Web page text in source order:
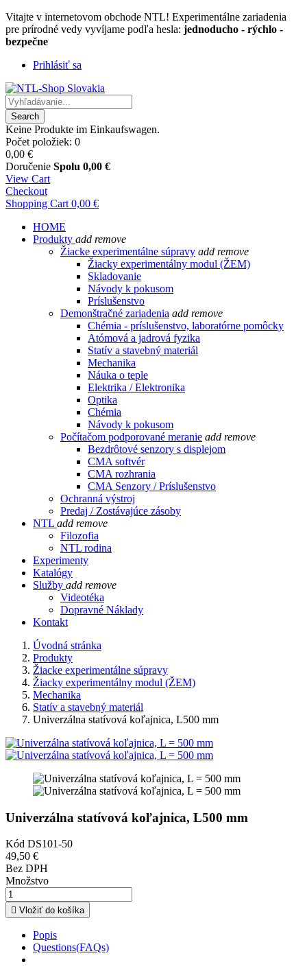
Vitajte v internetovom obchode NTL! Experimentálne zariadenia
pre prírodné vedy vyvíjame podľa hesla: jednoducho - rýchlo -
bezpečne
Prihlásiť sa
Search
Keine Produkte im Einkaufswagen.
Počet položiek: 0
0,00 €
Doručenie Spolu 0,00 €
View Cart
Checkout
Shopping Cart 0,00 €
HOME
Produkty add remove
Žiacke experimentálne súpravy add remove
Žiacky experimentálny modul (ŽEM)
Skladovanie
Návody k pokusom
Príslušenstvo
Demonštračné zariadenia add remove
Chémia - príslušenstvo, laboratórne pomôcky
Atómová a jadrová fyzika
Statív a stavebný materiál
Mechanika
Náuka o teple
Elektrika / Elektronika
Optika
Chémia
Návody k pokusom
Počítačom podporované meranie add remove
Bezdrôtové senzory s displejom
CMA softvér
CMA rozhrania
CMA Senzory / Príslušenstvo
Ochranná výstroj
Predaj / Zostávajúce zásoby
NTL add remove
Filozofia
NTL rodina
Experimenty
Katalógy
Služby add remove
Videotéka
Dopravné Náklady
Kontakt
Úvodná stránka
Produkty
Žiacke experimentálne súpravy
Žiacky experimentálny modul (ŽEM)
Mechanika
Statív a stavebný materiál
Univerzálna statívová koľajnica, L500 mm
Univerzálna statívová koľajnica, L500 mm
Kód DS101-50
49,50 €
Bez DPH
Množstvo
 Vložiť do košíka
Popis
Questions(FAQs)